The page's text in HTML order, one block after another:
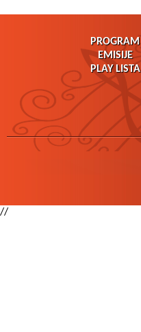
PROGRAM
EMISIJE
PLAY LISTA
//